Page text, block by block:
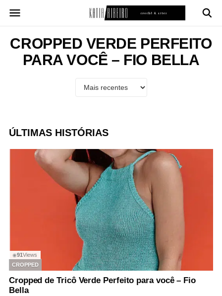
para
conteúdo
CROPPED VERDE PERFEITO
PARA VOCÊ – FIO BELLA
ÚLTIMAS HISTÓRIAS
◉91 Views
CROPPED
Cropped de Tricô Verde Perfeito para você – Fio
Bella